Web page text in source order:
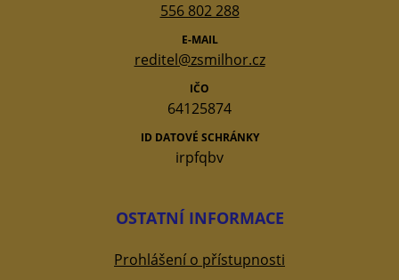
556 802 288
E-MAIL
reditel@zsmilhor.cz
IČO
64125874
ID DATOVÉ SCHRÁNKY
irpfqbv
OSTATNÍ INFORMACE
Prohlášení o přístupnosti